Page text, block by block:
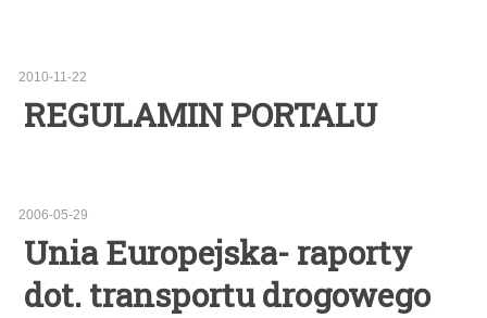
2010-11-22
REGULAMIN PORTALU
2006-05-29
Unia Europejska- raporty
dot. transportu drogowego